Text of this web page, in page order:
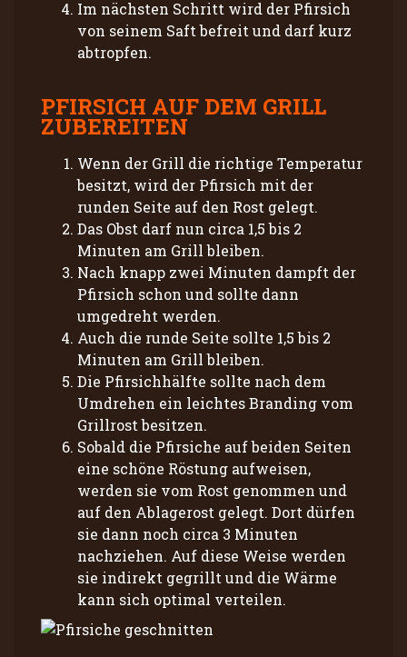
Im nächsten Schritt wird der Pfirsich
von seinem Saft befreit und darf kurz
abtropfen.
PFIRSICH AUF DEM GRILL
ZUBEREITEN
Wenn der Grill die richtige Temperatur
besitzt, wird der Pfirsich mit der
runden Seite auf den Rost gelegt.
Das Obst darf nun circa 1,5 bis 2
Minuten am Grill bleiben.
Nach knapp zwei Minuten dampft der
Pfirsich schon und sollte dann
umgedreht werden.
Auch die runde Seite sollte 1,5 bis 2
Minuten am Grill bleiben.
Die Pfirsichhälfte sollte nach dem
Umdrehen ein leichtes Branding vom
Grillrost besitzen.
Sobald die Pfirsiche auf beiden Seiten
eine schöne Röstung aufweisen,
werden sie vom Rost genommen und
auf den Ablagerost gelegt. Dort dürfen
sie dann noch circa 3 Minuten
nachziehen. Auf diese Weise werden
sie indirekt gegrillt und die Wärme
kann sich optimal verteilen.